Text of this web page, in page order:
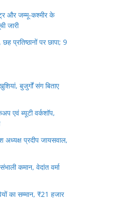
और जम्मू-कश्मीर के
जारी
प्रतिष्ठानों पर छापा; 9
बुजुर्गों संग बिताए
एवं ब्यूटी वर्कशॉप,
अध्यक्ष प्रदीप जायसवाल,
कमान, वेदांत वर्मा
का सम्मान, ₹21 हजार